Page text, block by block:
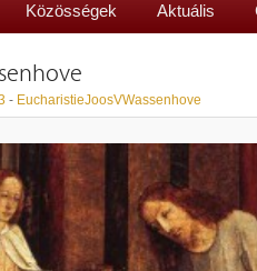
Közösségek Aktuális
- EucharistieJoosVWassenhove